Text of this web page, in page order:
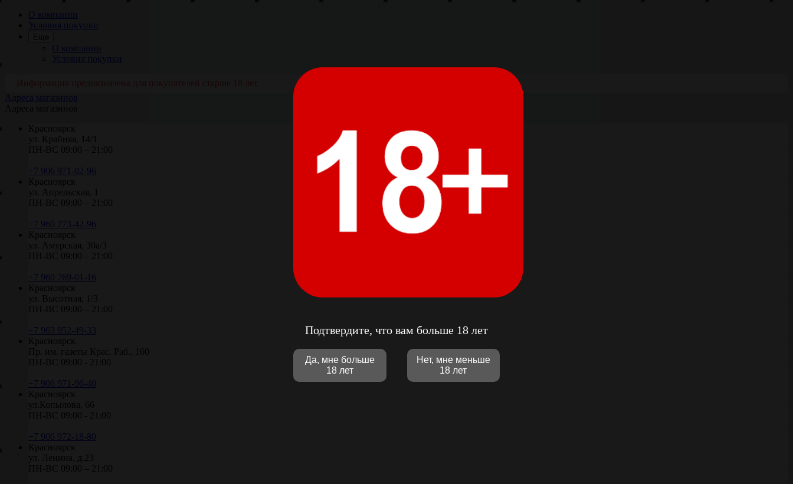
Красноярск
ул. Крайняя, 14/1
ПН-ВС 09:00 – 21:00
+7 906 971-02-96
Красноярск
ул. Апрельская, 1
ПН-ВС 09:00 – 21:00
+7 960 773-42-96
Красноярск
ул. Амурская, 30а/3
ПН-ВС 09:00 – 21:00
+7 960 769-01-16
Красноярск
ул. Высотная, 1/3
ПН-ВС 09:00 – 21:00
+7 963 952-49-33
Красноярск
Пр. им. газеты Крас. Раб., 160
ПН-ВС 09:00 - 21:00
+7 906 971-96-40
Красноярск
ул.Копылова, 66
ПН-ВС 09:00 - 21:00
+7 906 972-18-80
Красноярск
ул. Ленина, д.23
ПН-ВС 09:00 – 21:00
Подтвердите, что вам больше 18 лет
Да, мне больше
18 лет
Нет, мне меньше
18 лет